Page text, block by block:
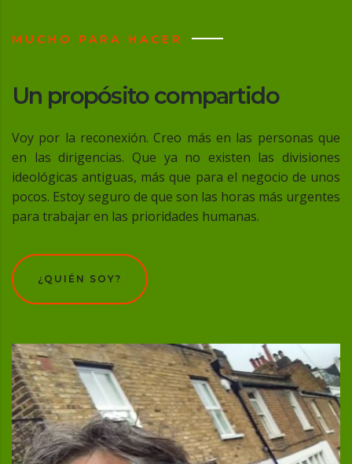
MUCHO PARA HACER
Un propósito compartido
Voy por la reconexión. Creo más en las personas que
en las dirigencias. Que ya no existen las divisiones
ideológicas antiguas, más que para el negocio de unos
pocos. Estoy seguro de que son las horas más urgentes
para trabajar en las prioridades humanas.
¿QUIÉN SOY?